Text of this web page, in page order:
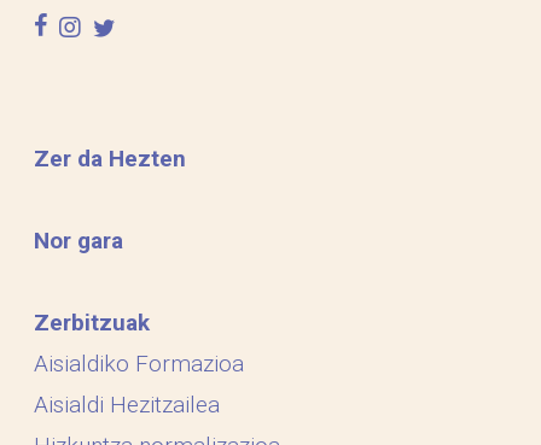
facebook
instagram
twitter
Zer da Hezten
Nor gara
Zerbitzuak
Aisialdiko Formazioa
Aisialdi Hezitzailea